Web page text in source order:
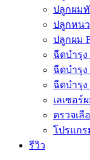
ปลูกผม
ปลูกหน
ปลูกผม
ฉีดบำรุง
ฉีดบำรุง
ฉีดบำรุง
เลเซอร์
ตรวจเลื
โปรแกร
รีวิว